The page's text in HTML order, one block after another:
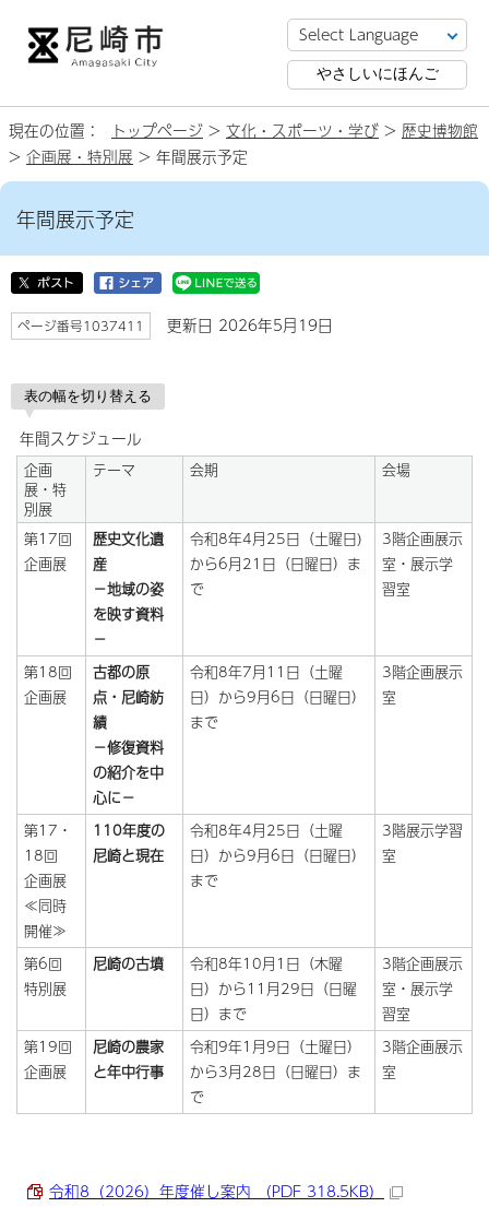
やさしいにほんご
現在の位置： トップページ > 文化・スポーツ・学び > 歴史博物館
> 企画展・特別展 > 年間展示予定
年間展示予定
ページ番号1037411 更新日 2026年5月19日
表の幅を切り替える
年間スケジュール
企画
展・特
別展
テーマ 会期 会場
第17回
企画展
歴史文化遺
産
－地域の姿
を映す資料
－
令和8年4月25日（土曜日)
から6月21日（日曜日）ま
で
3階企画展示
室・展示学
習室
第18回
企画展
古都の原
点・尼崎紡
績
－修復資料
の紹介を中
心に－
令和8年7月11日（土曜
日）から9月6日（日曜日）
まで
3階企画展示
室
第17・
18回
企画展
≪同時
開催≫
110年度の
尼崎と現在
令和8年4月25日（土曜
日）から9月6日（日曜日）
まで
3階展示学習
室
第6回
特別展
尼崎の古墳
令和8年10月1日（木曜
日）から11月29日（日曜
日）まで
3階企画展示
室・展示学
習室
第19回
企画展
尼崎の農家
と年中行事
令和9年1月9日（土曜日）
から3月28日（日曜日）ま
で
3階企画展示
室
令和8（2026）年度催し案内 （PDF 318.5KB）